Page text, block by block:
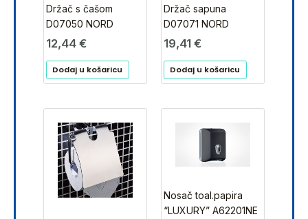
Držač s čašom
D07050 NORD
12,44 €
Dodaj u košaricu
Držač sapuna
D07071 NORD
19,41 €
Dodaj u košaricu
Nosač toal.papira
“LUXURY” A62201NE